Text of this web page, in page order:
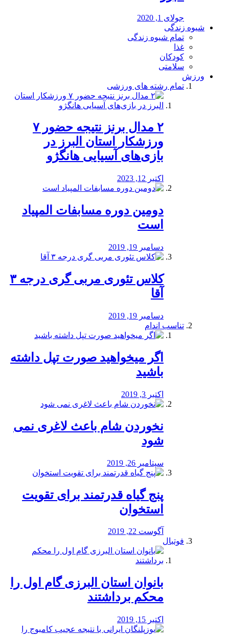
جولای 1, 2020
شیوه زندگی
تمام شیوه زندگی
غذا
کودکان
سلامتی
ورزش
تمام رشته های ورزشی
۲ مدال برنز نتیجه حضور ۷
ورزشکار استان البرز در
بازی‌های آسیایی هانگژو
اکتبر 12, 2023
دومین دوره مسابفات المپیاد
است
دسامبر 19, 2019
کلاس تئوری مربی گری درجه ۳
آقا
دسامبر 19, 2019
تناسب اندام
اگر میخواهید صورت تپل داشته
باشید
اکتبر 3, 2019
نخوردن شام باعث لاغری نمی
‌شود
سپتامبر 26, 2019
پنج گیاه قدرتمند برای تقویت
استخوان
آگوست 22, 2019
فوتبال
بانوان استان البرزی گام اول را
محكم برداشتند
اکتبر 15, 2019